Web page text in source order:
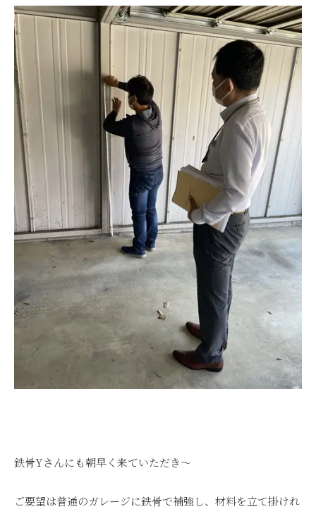
鉄骨Yさんにも朝早く来ていただき～
ご要望は普通のガレージに鉄骨で補強し、材料を立て掛けれ